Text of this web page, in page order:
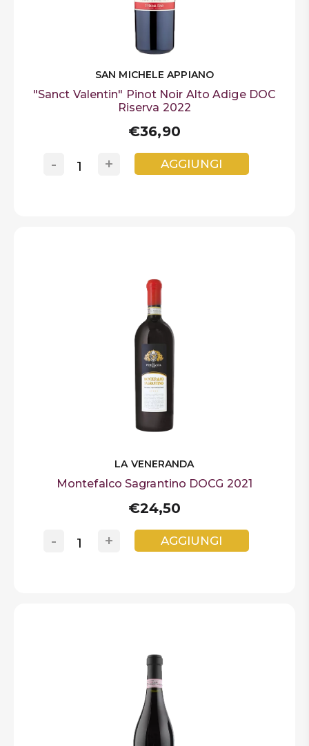
SAN MICHELE APPIANO
"Sanct Valentin" Pinot Noir Alto Adige DOC
Riserva 2022
€36,90
+
- AGGIUNGI
LA VENERANDA
Montefalco Sagrantino DOCG 2021
€24,50
+
- AGGIUNGI